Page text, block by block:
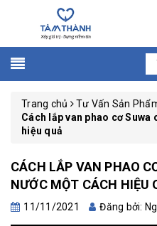
Trang chủ
Tư Vấn Sản
Cách lắp van phao cơ
hiệu quả
CÁCH LẮP VAN PHAO
NƯỚC MỘT CÁCH HIỆU
11/11/2021 Đăng bởi: